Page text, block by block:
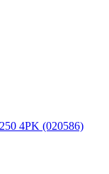
4PK (020586)